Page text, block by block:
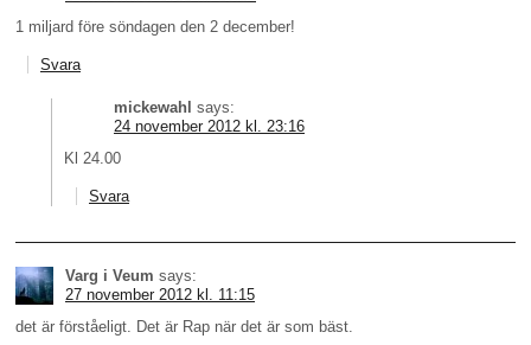
1 miljard före söndagen den 2 december!
Svara
mickewahl says:
24 november 2012 kl. 23:16
Kl 24.00
Svara
Varg i Veum says:
27 november 2012 kl. 11:15
det är förståeligt. Det är Rap när det är som bäst.